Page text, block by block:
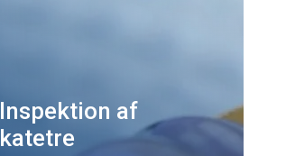
Inspektion af
katetre